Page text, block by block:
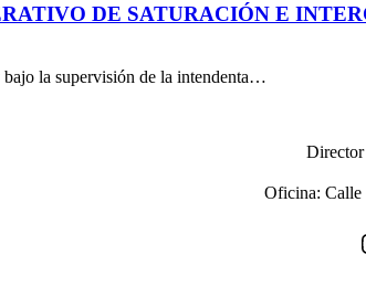
DE SATURACIÓN E
la supervisión de la intendenta…
Oficina: Calle